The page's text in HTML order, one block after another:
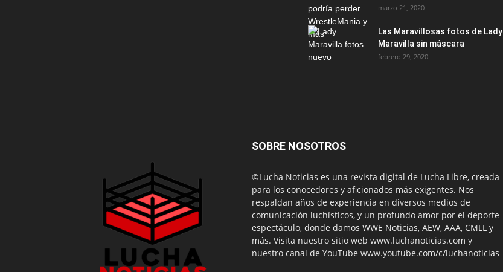
marzo 21, 2020
Las Maravillosas fotos de Lady
Maravilla sin máscara
febrero 29, 2020
SOBRE NOSOTROS
©Lucha Noticias es una revista digital de Lucha Libre, creada
para los conocedores y aficionados más exigentes. Nos
respaldan años de experiencia en diversos medios de
comunicación luchísticos, y un profundo amor por el deporte
espectáculo, donde damos WWE Noticias, AEW, AAA, CMLL y
más. Visita nuestro sitio web www.luchanoticias.com y
nuestro canal de YouTube www.youtube.com/c/luchanoticias